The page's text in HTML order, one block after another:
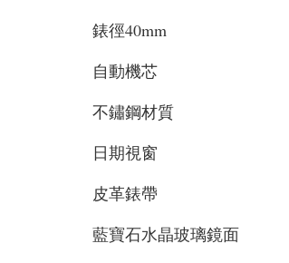
錶徑40mm
自動機芯
不鏽鋼材質
日期視窗
皮革錶帶
藍寶石水晶玻璃鏡面